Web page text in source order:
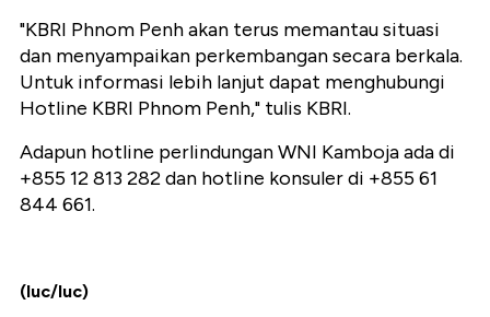
"KBRI Phnom Penh akan terus memantau situasi
dan menyampaikan perkembangan secara berkala.
Untuk informasi lebih lanjut dapat menghubungi
Hotline KBRI Phnom Penh," tulis KBRI.
Adapun hotline perlindungan WNI Kamboja ada di
+855 12 813 282 dan hotline konsuler di +855 61
844 661.
(luc/luc)